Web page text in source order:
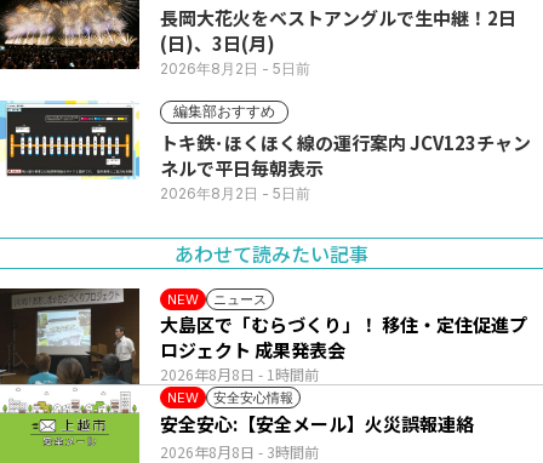
長岡大花火をベストアングルで生中継！2日
(日)、3日(月)
2026年8月2日 - 5日前
編集部おすすめ
トキ鉄･ほくほく線の運行案内 JCV123チャン
ネルで平日毎朝表示
2026年8月2日 - 5日前
あわせて読みたい記事
NEW ニュース
2026年8月8日 - 1時間前
大島区で「むらづくり」！ 移住・定住促進プ
ロジェクト 成果発表会
NEW 安全安心情報
2026年8月8日 - 3時間前
安全安心:【安全メール】火災誤報連絡